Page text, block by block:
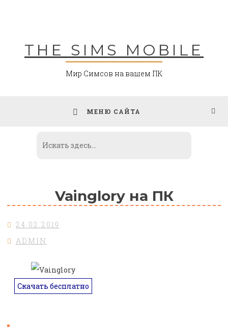
THE SIMS MOBILE
Мир Симсов на вашем ПК
МЕНЮ САЙТА
Vainglory на ПК
24.02.2019
ADMIN
Скачать бесплатно